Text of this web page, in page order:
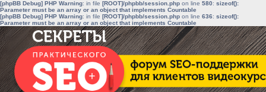
[phpBB Debug] PHP Warning: in file [ROOT]/phpbb/session.php on line 580: sizeof():
Parameter must be an array or an object that implements Countable
[phpBB Debug] PHP Warning: in file [ROOT]/phpbb/session.php on line 636: sizeof():
Parameter must be an array or an object that implements Countable